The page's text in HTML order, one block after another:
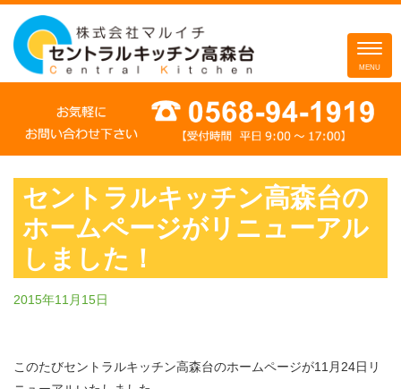
ン
ツ
へ
プ
Toggle
MENU
セントラルキッチン高森台の
ホームページがリニューアル
しました！
2015年11月15日
このたびセントラルキッチン高森台のホームページが11月24日リ